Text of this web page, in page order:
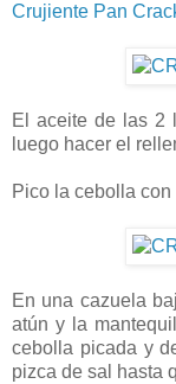
Crujiente Pan
El aceite de las 2
luego hacer el
Pico la cebolla
En una cazuela
atún y la
cebolla picada y
pizca de sal hasta